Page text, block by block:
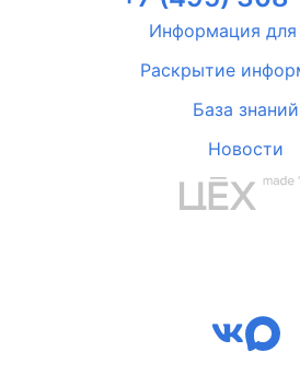
Информация
Раскрытие
База знаний
Новости